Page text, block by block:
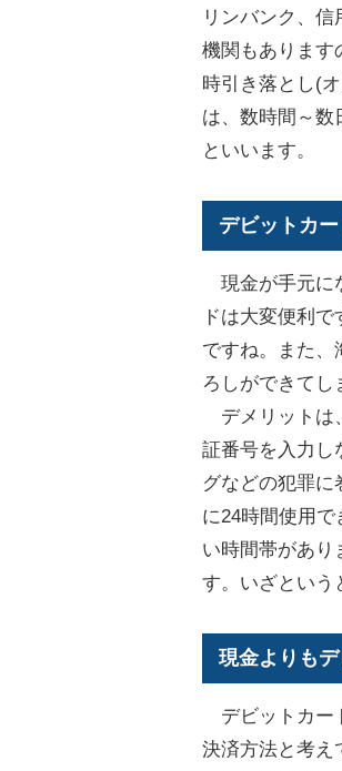
リンバンク、
機関もあります
時引き落とし(
は、数時間～数
といいます。
デビットカ
現金が手元に
ドは大変便利
ですね。また、
ろしができてし
デメリットは
証番号を入力し
グなどの犯罪に
に24時間使用
い時間帯があり
す。いざという
現金よりも
デビットカー
決済方法と考え